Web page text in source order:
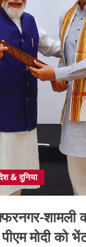
& दुनिया
शामली
मोदी को